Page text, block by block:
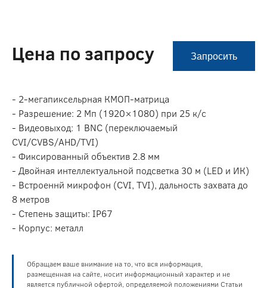
Цена по запросу Запросить
- 2-мегапиксельрная КМОП-матрица
- Разрешение: 2 Мп (1920×1080) при 25 к/c
- Видеовыход: 1 BNC (переключаемый
CVI/CVBS/AHD/TVI)
- Фиксированный объектив 2.8 мм
- Двойная интеллектуальной подсветка 30 м (LED и ИК)
- Встроеннй микрофон (CVI, TVI), дальность захвата до
8 метров
- Степень защиты: IP67
- Корпус: металл
Обращаем ваше внимание на то, что вся информация,
размещенная на сайте, носит информационный характер и не
является публичной офертой, определяемой положениями Статьи